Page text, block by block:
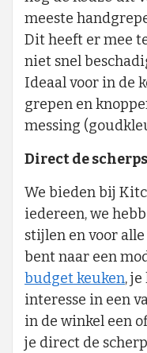
meeste
Dit heeft er mee
niet snel
Ideaal voor in de
grepen en
messing
Direct de
We bieden bij
iedereen, we
stijlen en voor
bent naar een
budget keuken,
interesse in een
in de winkel een
je direct de